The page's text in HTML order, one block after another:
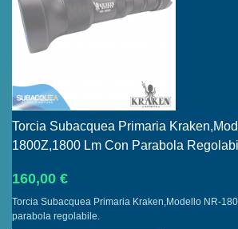
Torcia Subacquea Primaria
1800Z,1800 Lm Con Parabola
160,00 €
Torcia Subacquea Primaria Kraken,Modello NR-
parabola regolabile.